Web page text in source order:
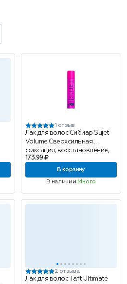
1 отзыв
Лак для волос Сибиар Sujet
Volume Сверхсильная
фиксация, восстановление,
питание, объем, 180мл
173.99 ₽
В корзину
В наличии Много
2 отзыва
Лак для волос Taft Ultimate